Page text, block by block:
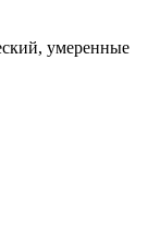
умеренные